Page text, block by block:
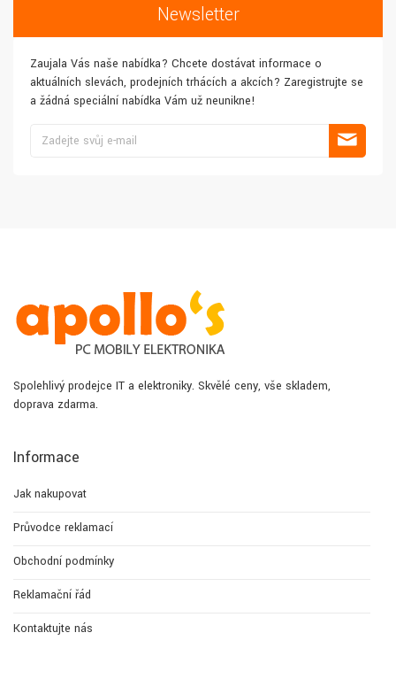
Newsletter
Zaujala Vás naše nabídka? Chcete dostávat informace o
aktuálních slevách, prodejních trhácích a akcích? Zaregistrujte se
a žádná speciální nabídka Vám už neunikne!
Spolehlivý prodejce IT a elektroniky. Skvělé ceny, vše skladem,
doprava zdarma.
Informace
Jak nakupovat
Průvodce reklamací
Obchodní podmínky
Reklamační řád
Kontaktujte nás